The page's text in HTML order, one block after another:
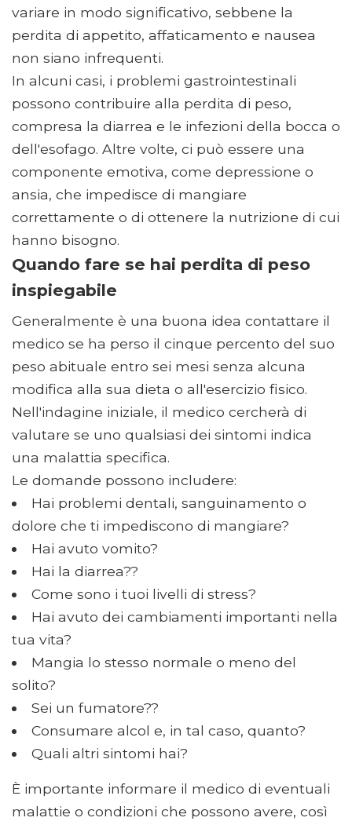
variare in modo significativo, sebbene la
perdita di appetito, affaticamento e nausea
non siano infrequenti.
In alcuni casi, i problemi gastrointestinali
possono contribuire alla perdita di peso,
compresa la diarrea e le infezioni della bocca o
dell'esofago. Altre volte, ci può essere una
componente emotiva, come depressione o
ansia, che impedisce di mangiare
correttamente o di ottenere la nutrizione di cui
hanno bisogno.
Quando fare se hai perdita di peso
inspiegabile
Generalmente è una buona idea contattare il
medico se ha perso il cinque percento del suo
peso abituale entro sei mesi senza alcuna
modifica alla sua dieta o all'esercizio fisico.
Nell'indagine iniziale, il medico cercherà di
valutare se uno qualsiasi dei sintomi indica
una malattia specifica.
Le domande possono includere:
Hai problemi dentali, sanguinamento o
dolore che ti impediscono di mangiare?
Hai avuto vomito?
Hai la diarrea??
Come sono i tuoi livelli di stress?
Hai avuto dei cambiamenti importanti nella
tua vita?
Mangia lo stesso normale o meno del
solito?
Sei un fumatore??
Consumare alcol e, in tal caso, quanto?
Quali altri sintomi hai?
È importante informare il medico di eventuali
malattie o condizioni che possono avere, così